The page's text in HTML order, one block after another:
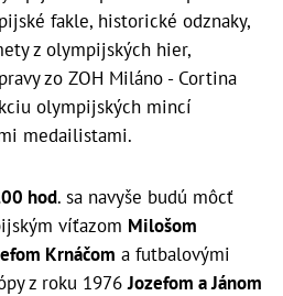
fakle, historické odznaky,
z olympijských hier,
zo ZOH Miláno - Cortina
olympijských mincí
medailistami.
hod. sa navyše budú môcť
víťazom Milošom
Krnáčom a futbalovými
z roku 1976Jozefom a Jánom